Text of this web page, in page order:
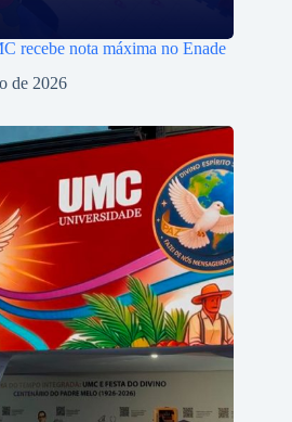
recebe nota máxima no Enade
de 2026